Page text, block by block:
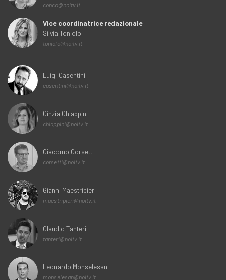
conca@noitv.it
Vice coordinatrice redazionale
Silvia Toniolo
toniolo@noitv.it
Luigi Casentini
casentini@noitv.it
Cinzia Chiappini
chiappini@noitv.it
Giacomo Corsetti
corsetti@noitv.it
Gianni Maestripieri
maestripieri@noitv.it
Claudio Tanteri
tanteri@noitv.it
Leonardo Monselesan
monselesan@noitv.it